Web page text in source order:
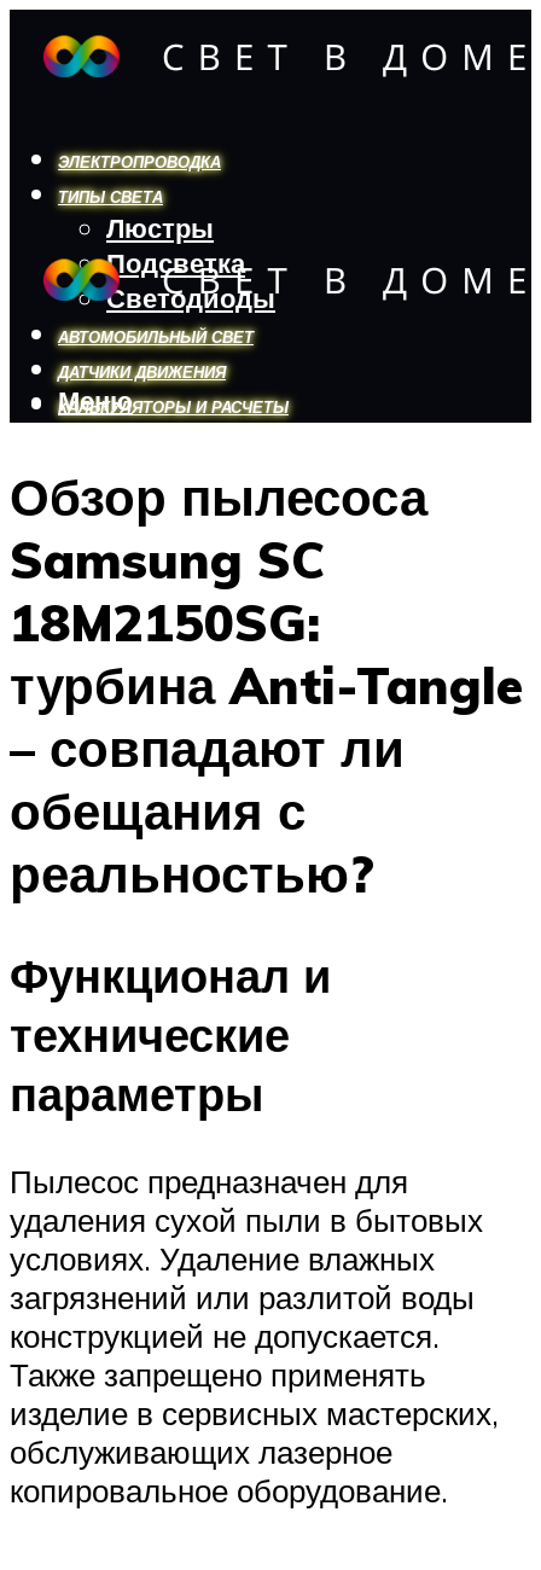
ЭЛЕКТРОПРОВОДКА
ТИПЫ СВЕТА
Люстры
Подсветка
Светодиоды
АВТОМОБИЛЬНЫЙ СВЕТ
ДАТЧИКИ ДВИЖЕНИЯ
КАЛЬКУЛЯТОРЫ И РАСЧЕТЫ
Меню
Меню
Обзор пылесоса
Samsung SC
18M2150SG:
турбина Anti-Tangle
– совпадают ли
обещания с
реальностью?
Функционал и
технические
параметры
Пылесос предназначен для
удаления сухой пыли в бытовых
условиях. Удаление влажных
загрязнений или разлитой воды
конструкцией не допускается.
Также запрещено применять
изделие в сервисных мастерских,
обслуживающих лазерное
копировальное оборудование.